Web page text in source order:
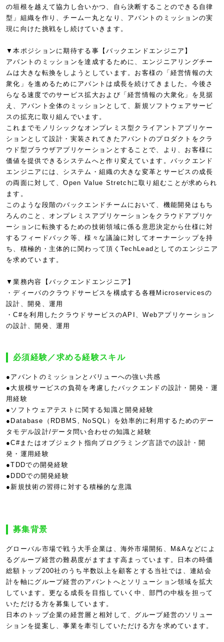
の垣根を越えて協力し合いかつ、自ら決断することのできる自律
型」組織を作り、チーム一丸となり、アバントのミッションの実
現に向けた挑戦をし続けていきます。
▼本ポジションに期待する事【バックエンドエンジニア】
アバントのミッションを達成するために、エンジニアリングチー
ムは大きな転換をしようとしています。お客様の「経営情報の大
衆化」を進めるためにアバントは成長を続けてきました。今後さ
らなる速度でのサービス拡大および「経営情報の大衆化」を見据
え、アバント全体のミッションとして、新規ソフトウェアサービ
スの拡充に取り組んでいます。
これまでモノリシックなオンプレミス型クライアントアプリケー
ションとして設計・実装されてきたアバントのプロダクトをクラ
ウド型ブラウザアプリケーションとすることで、より、お客様に
価値を提供できるシステムへと作り変えています。バックエンド
エンジニアには、システム・組織の大きな変革とサービスの成長
の両面に対して、Open Value Stretchに取り組むことが求められ
ます。
このような段階のバックエンドチームにおいて、機能開発はもち
ろんのこと、オンプレミスアプリケーションをクラウドアプリケ
ーションに転換するための技術領域に係る意思決定から仕様に対
するフィードバック等、様々な議論に対してオーナーシップを持
ち、積極的・主体的に関わって頂くTechLeadとしてのエンジニア
を求めています。
▼業務内容【バックエンドエンジニア】
・ディーバのクラウドサービスを構成する各種Microservicesの
設計、開発、運用
・C#を利用したクラウドサービスのAPI、Webアプリケーション
の設計、開発、運用
必須経験／求める経験スキル
●アバントのミッションとバリューへの強い共感
●大規模サービスの負荷を考慮したバックエンドの設計・開発・運
用経験
●ソフトウェアテストに関する知識と開発経験
●Database（RDBMS, NoSQL）を効率的に利用するためのデー
タモデル設計/データ問い合わせの知識と経験
●C#またはオブジェクト指向プログラミング言語での設計・開
発・運用経験
●TDDでの開発経験
●DDDでの開発経験
●新規技術の習得に対する積極的な意識
募集背景
グローバル市場で戦う大手企業は、海外市場開拓、M&Aなどによ
るグループ経営の難易度がますます高まっています。日本の時価
総額トップ200社のうち半数以上を顧客とする当社では、連結会
計を軸にグループ経営のアバントへとソリューション領域を拡大
しています。更なる成長を目指していく中、部門の中核を担って
いただける方を募集しています。
日本のトップ企業の経営層と相対して、グループ経営のソリュー
ションを提案し、事業を牽引していただける方を求めています。